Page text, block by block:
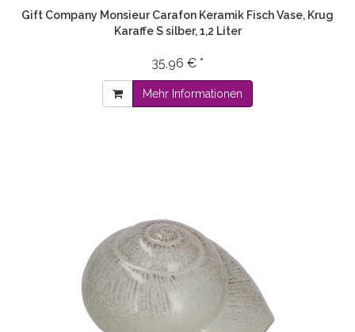
Gift Company Monsieur Carafon Keramik Fisch Vase, Krug
Karaffe S silber, 1,2 Liter
35,96 € *
Mehr Informationen